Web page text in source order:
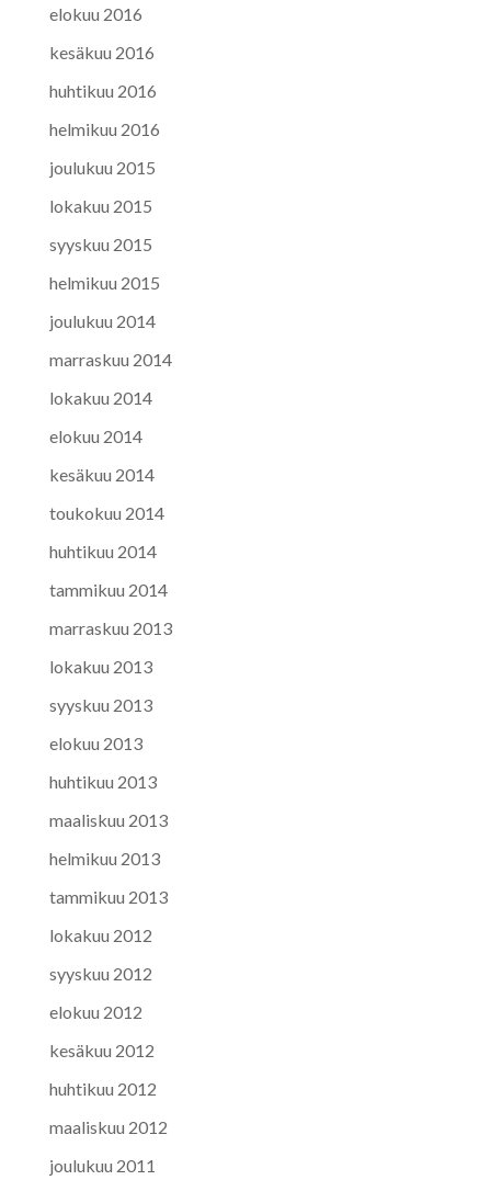
elokuu 2016
kesäkuu 2016
huhtikuu 2016
helmikuu 2016
joulukuu 2015
lokakuu 2015
syyskuu 2015
helmikuu 2015
joulukuu 2014
marraskuu 2014
lokakuu 2014
elokuu 2014
kesäkuu 2014
toukokuu 2014
huhtikuu 2014
tammikuu 2014
marraskuu 2013
lokakuu 2013
syyskuu 2013
elokuu 2013
huhtikuu 2013
maaliskuu 2013
helmikuu 2013
tammikuu 2013
lokakuu 2012
syyskuu 2012
elokuu 2012
kesäkuu 2012
huhtikuu 2012
maaliskuu 2012
joulukuu 2011